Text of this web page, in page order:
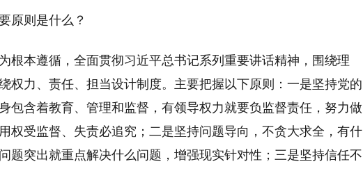
原则是什么？
根本遵循，全面贯彻习近平总书记系列重要讲话精神，围绕理
权力、责任、担当设计制度。主要把握以下原则：一是坚持党的
包含着教育、管理和监督，有领导权力就要负监督责任，努力做
权受监督、失责必追究；二是坚持问题导向，不贪大求全，有什
题突出就重点解决什么问题，增强现实针对性；三是坚持信任不